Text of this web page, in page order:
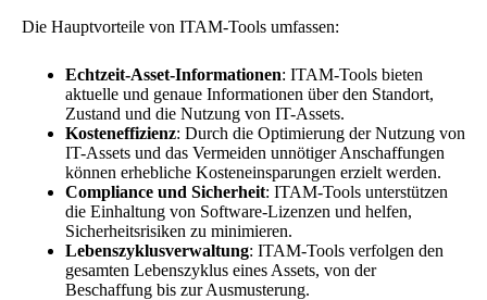
Die Hauptvorteile von ITAM-Tools umfassen:
Echtzeit-Asset-Informationen: ITAM-Tools bieten
aktuelle und genaue Informationen über den Standort,
Zustand und die Nutzung von IT-Assets.
Kosteneffizienz: Durch die Optimierung der Nutzung von
IT-Assets und das Vermeiden unnötiger Anschaffungen
können erhebliche Kosteneinsparungen erzielt werden.
Compliance und Sicherheit: ITAM-Tools unterstützen
die Einhaltung von Software-Lizenzen und helfen,
Sicherheitsrisiken zu minimieren.
Lebenszyklusverwaltung: ITAM-Tools verfolgen den
gesamten Lebenszyklus eines Assets, von der
Beschaffung bis zur Ausmusterung.